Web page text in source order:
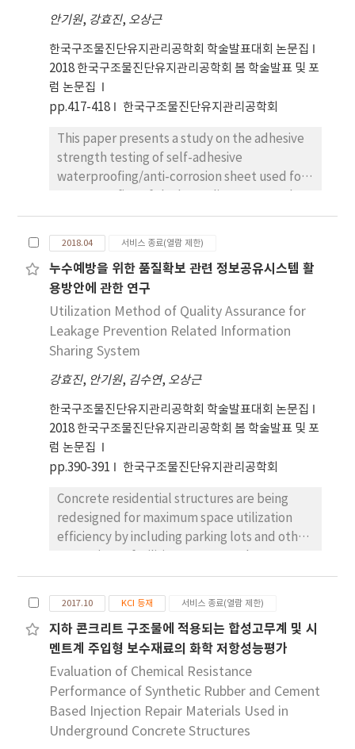
characteristics of these I. radicicola isolates
revealed that they caused weakly virulent
root rot on ginseng. Conclusions: This is the
first study reporting that I. radicicola isolates
from chestnut rhizosphere soils can attack
are expected to provide informations in the
selection of suitable fields for ginseng
cultivation.
20~35, linolenic acid 20~35, oleic acid 20~25,
palmitic acid 5~10, non0ionic surface active
agent 5~7% 구성성분 조성비를 갖는다. TPA 유기
성 슬러지를 고형연료로 활용하기 위해 고형연료 품
질시험에 따른 전 망목에 대해 실험하였다. 고형연료
애쉬 10%를 첨가한 시료 각 두 종류에 대하여 실험한
결과 저위발열량 기준 3,960과 3,540 kcal/kg으로
각각 나타나 고형연료제품 품질기준 3,500 kcal/kg
또한 염소 0.03%, 황분･수은･카드늄･납･비소･안티
몬 불검출, 크롬 45.4mg/kg, 코발트 5,400 mg/kg,
구리 145 mg/kg, 망간 1,300 mg/kg, 니켈 44.4
mg/kg, 탈륨･바나듐 불검출로 나타났다. 악취저감
을 위한 pilot-plant는 그림 1과 같이 구성하여 실험
하였고, 악취저감제는 0~25% 슬러지 중량비로 주입
하여 처리특성을 조사였다.
안기원, 강효진, 오상근
한국구조물진단유지관리공학회 학술발표대회 논문집
2018 한국구조물진단유지관리공학회 봄 학술발표 및 포
럼 논문집
pp.417-418
한국구조물진단유지관리공학회
This paper presents a study on the adhesive
strength testing of self-adhesive
waterproofing/anti-corrosion sheet used for
pipe interior of water treatment facilities.
After the sheet has been applied, similar
physical and chemical immersion conditions
are simulated in the testing to determine the
effects of deterioration through adhesion
strength testing.
2018.04 서비스 종료(열람 제한)
누수예방을 위한 품질확보 관련 정보공유시스템 활
용방안에 관한 연구
Utilization Method of Quality Assurance for
Leakage Prevention Related Information
Sharing System
강효진, 안기원, 김수연, 오상근
한국구조물진단유지관리공학회 학술발표대회 논문집
2018 한국구조물진단유지관리공학회 봄 학술발표 및 포
럼 논문집
pp.390-391
한국구조물진단유지관리공학회
Concrete residential structures are being
redesigned for maximum space utilization
efficiency by including parking lots and other
increasing problems of leakage due to
various environmental and deterioration
conditions. This paper proposes the a world-
wide-web based professional information
sharing system designed to provide
solutions, alternatives and technical
information for leakage prevention and
effective design at the beginning of the
construction stage.
2017.10 KCI 등재 서비스 종료(열람 제한)
지하 콘크리트 구조물에 적용되는 합성고무계 및 시
멘트계 주입형 보수재료의 화학 저항성능평가
Evaluation of Chemical Resistance
Performance of Synthetic Rubber and Cement
Based Injection Repair Materials Used in
Underground Concrete Structures